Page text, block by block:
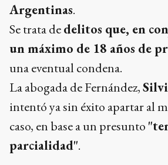
Argentinas.
Se trata dedelitos que, en
un máximo de 18 años de
una eventual condena.
La abogada de Fernández,
intentó ya sin éxito apartar al
caso, en base a un presunto
parcialidad".